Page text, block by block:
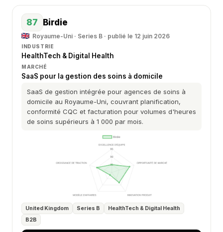
87 Birdie
Royaume-Uni · Series B · publié le 12 juin 2026
INDUSTRIE
HealthTech & Digital Health
MARCHÉ
SaaS pour la gestion des soins à domicile
SaaS de gestion intégrée pour agences de soins à
domicile au Royaume-Uni, couvrant planification,
conformité CQC et facturation pour volumes d'heures
de soins supérieurs à 1 000 par mois.
United Kingdom Series B
HealthTech & Digital Health
B2B